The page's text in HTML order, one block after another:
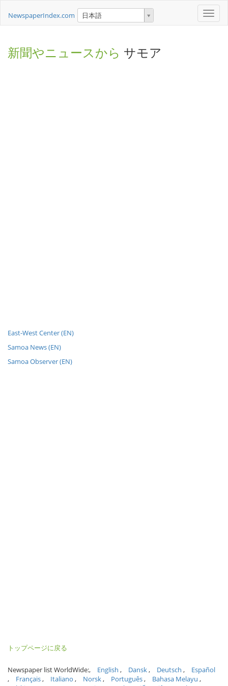
Toggle
NewspaperIndex.com 日本語
新聞やニュースから サモア
East-West Center (EN)
Samoa News (EN)
Samoa Observer (EN)
トップページに戻る
Newspaper list WorldWide: English Dansk Deutsch
Español
Français
Italiano Norsk Português
Bahasa Melayu